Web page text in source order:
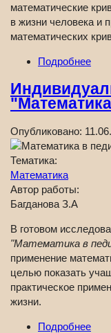
математические
в жизни человека и
математических
Подробнее
Опубликовано:
Тематика:
Математика
Автор работы:
Багданова З.А
В готовом
"Математика в
применение
целью показать
практическое
жизни.
Подробнее